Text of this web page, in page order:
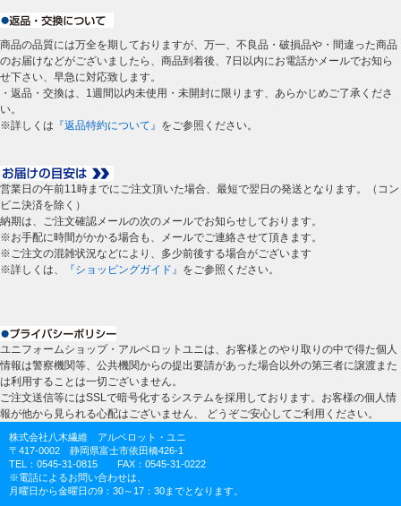
商品の品質には万全を期しておりますが、万一、不良品・破損品や・間違った商品
のお届けなどがございましたら、商品到着後、7日以内にお電話かメールでお知ら
せ下さい、早急に対応致します。
・返品・交換は、1週間以内未使用・未開封に限ります、あらかじめご了承くださ
い。
※詳しくは 『返品特約について』 をご参照ください。
営業日の午前11時までにご注文頂いた場合、最短で翌日の発送となります。（コン
ビニ決済を除く）
納期は、ご注文確認メールの次のメールでお知らせしております。
※お手配に時間がかかる場合も、メールでご連絡させて頂きます。
※ご注文の混雑状況などにより、多少前後する場合がございます
※詳しくは、
『ショッピングガイド』 をご参照ください。
ユニフォームショップ・アルベロットユニは、お客様とのやり取りの中で得た個人
情報は警察機関等、公共機関からの提出要請があった場合以外の第三者に譲渡また
は利用することは一切ございません。
ご注文送信等にはSSLで暗号化するシステムを採用しております。お客様の個人情
報が他から見られる心配はございません、 どうぞご安心してご利用ください。
株式会社八木繊維 アルベロット・ユニ
〒417-0002 静岡県富士市依田橋426-1
TEL：0545-31-0815 FAX：0545-31-0222
※電話によるお問い合わせは、
月曜日から金曜日の9：30～17：30までとなります。